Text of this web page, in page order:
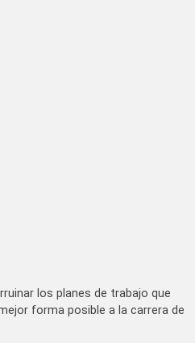
los planes de trabajo que
forma posible a la carrera de